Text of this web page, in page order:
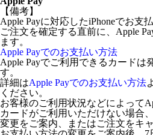
【備考】
Apple Payに対応したiPhoneでお支
ご注文を確定する直前に、Apple
ます。
Apple Payでのお支払い方法
Apple Payでご利用できるカードは
す。
詳細はApple Payでのお支払い方法
ください。
お客様のご利用状況などによって
カードがご利用いただけない場合
変更をご案内、またはご注文をキ